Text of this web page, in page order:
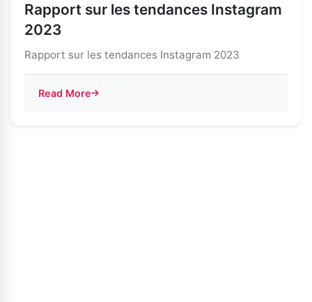
Rapport sur les tendances Instagram
2023
Rapport sur les tendances Instagram 2023
Read More